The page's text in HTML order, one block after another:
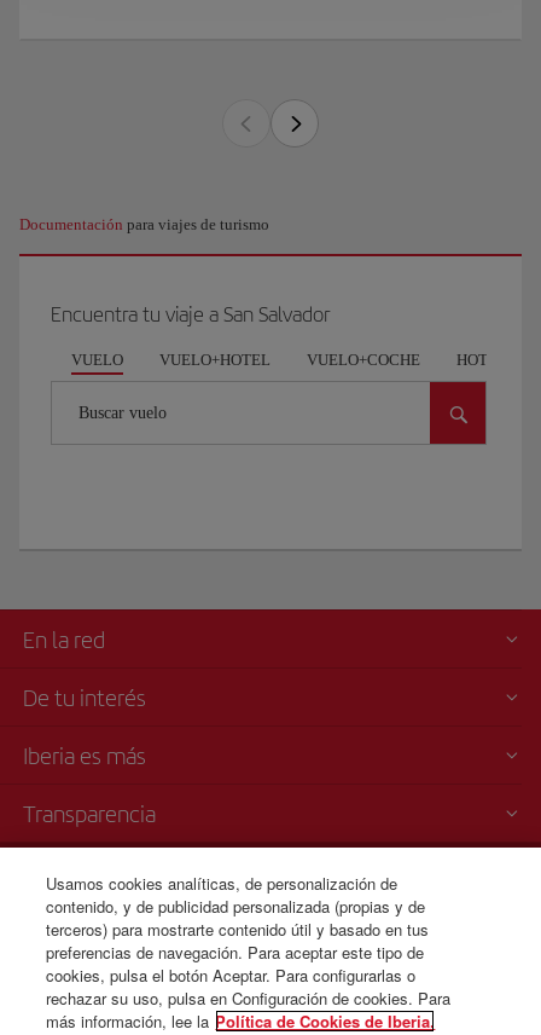
Documentación para viajes de turismo
Encuentra tu viaje a San Salvador
VUELO VUELO+HOTEL VUELO+COCHE HOTEL
Buscar vuelo
En la red
De tu interés
Iberia es más
Transparencia
Venta telefónica de billetes
+53 7 204 3460/ 7 204 3444/
7 204 3445
09:00 16:00 h.
Usamos cookies analíticas, de personalización de
contenido, y de publicidad personalizada (propias y de
terceros) para mostrarte contenido útil y basado en tus
preferencias de navegación. Para aceptar este tipo de
cookies, pulsa el botón Aceptar. Para configurarlas o
rechazar su uso, pulsa en Configuración de cookies. Para
más información, lee la Política de Cookies de Iberia.